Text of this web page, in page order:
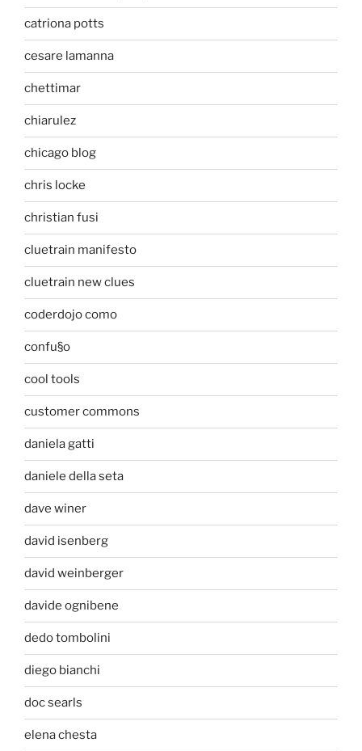
catriona potts
cesare lamanna
chettimar
chiarulez
chicago blog
chris locke
christian fusi
cluetrain manifesto
cluetrain new clues
coderdojo como
confu§o
cool tools
customer commons
daniela gatti
daniele della seta
dave winer
david isenberg
david weinberger
davide ognibene
dedo tombolini
diego bianchi
doc searls
elena chesta